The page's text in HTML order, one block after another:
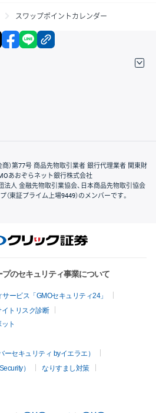
スワップポイントカレンダー
X facebook
）第77号 商品先物取引業者 銀行代理業者 関東財
あおぞらネット銀行株式会社
法人 金融先物取引業協会、日本商品先物取引協会
東証プライム上場9449）のメンバーです。
のセキュリティ事業について
ービス「GMOセキュリティ24」
イトリスク診断
ト
セキュリティ byイエラエ）
）
なりすまし対策